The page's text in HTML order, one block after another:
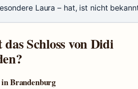
Laura – hat, ist nicht
das Schloss von Didi
Brandenburg